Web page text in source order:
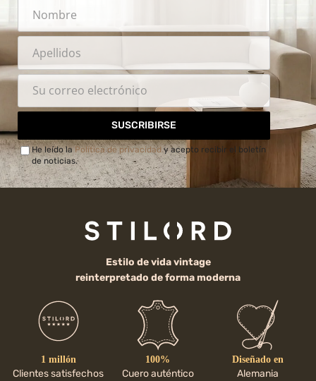
SUSCRIBIRSE
He leído laPolítica de privacidady acepto recibir el boletín
de noticias.
Estilo de vida vintage
reinterpretado de forma moderna
1 millón
Clientes satisfechos
100%
Cuero auténtico
Diseñado en
Alemania